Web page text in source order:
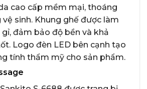
cao cấp mềm mại, thoáng
vệ sinh. Khung ghế được làm
đảm bảo độ bền và khả
Logo đèn LED bên cạnh tạo
tính thẩm mỹ cho sản phẩm.